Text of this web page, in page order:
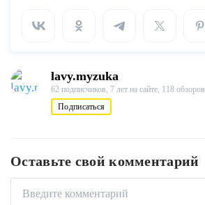
lavy.myzuka
62 подписчиков, 7 лет на сайте, 118 обзоров
Подписаться
Оставьте свой комментарий